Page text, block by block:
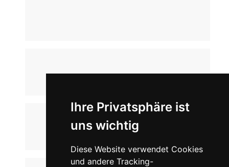
Ihre Privatsphäre ist
uns wichtig
Diese Website verwendet Cookies
und andere Tracking-